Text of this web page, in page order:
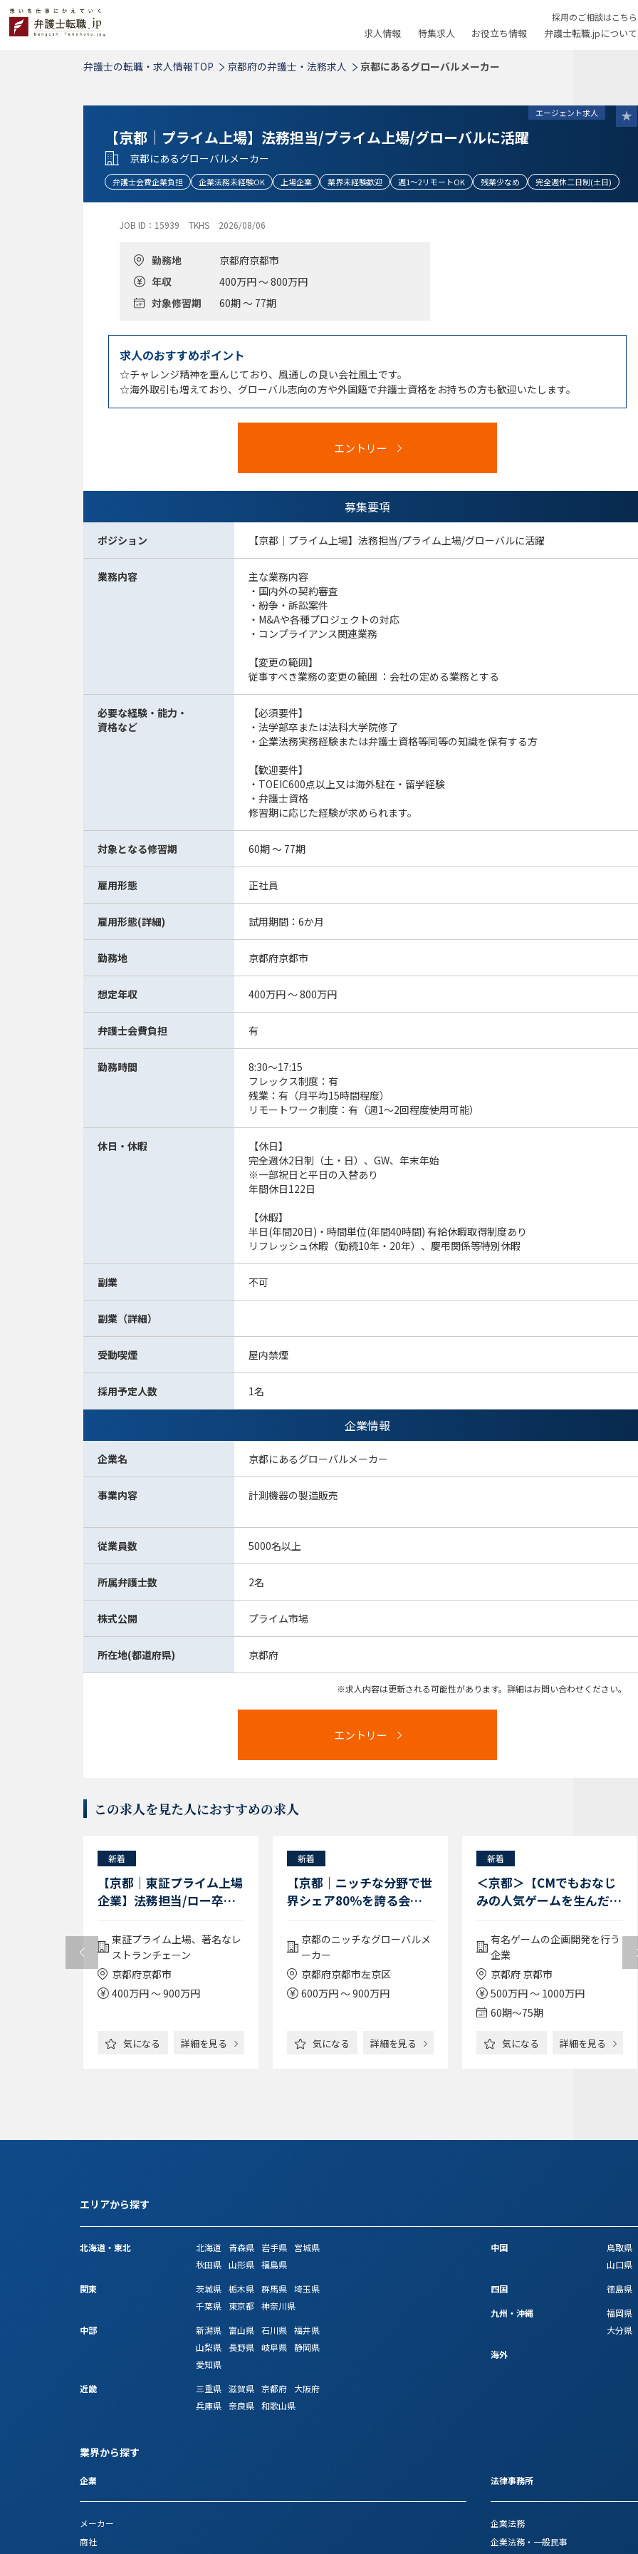
採用のご相談はこちら
求人情報 特集求人 お役立ち情報 弁護士転職.jpについて
弁護士の転職・求人情報TOP 京都府の弁護士・法務求人 京都にあるグローバルメーカー
エージェント求人
【京都｜プライム上場】法務担当/プライム上場/グローバルに活躍
京都にあるグローバルメーカー
弁護士会費企業負担 企業法務未経験OK 上場企業 業界未経験歓迎 週1～2リモートOK 残業少なめ 完全週休二日制(土日)
JOB ID：15939 TKHS 2026/08/06
勤務地
京都府京都市
年収
400万円 ～ 800万円
対象修習期
60期 ～ 77期
求人のおすすめポイント
☆チャレンジ精神を重んじており、風通しの良い会社風土です。
☆海外取引も増えており、グローバル志向の方や外国籍で弁護士資格をお持ちの方も歓迎いたします。
エントリー
募集要項
ポジション 【京都｜プライム上場】法務担当/プライム上場/グローバルに活躍
業務内容
主な業務内容
・国内外の契約審査
・紛争・訴訟案件
・M&Aや各種プロジェクトの対応
・コンプライアンス関連業務
【変更の範囲】
従事すべき業務の変更の範囲 ：会社の定める業務とする
必要な経験・能力・
資格など
【必須要件】
・法学部卒または法科大学院修了
・企業法務実務経験または弁護士資格等同等の知識を保有する方
【歓迎要件】
・TOEIC600点以上又は海外駐在・留学経験
・弁護士資格
修習期に応じた経験が求められます。
対象となる修習期 60期 ～ 77期
雇用形態 正社員
雇用形態(詳細) 試用期間：6か月
勤務地 京都府京都市
想定年収 400万円 ～ 800万円
弁護士会費負担 有
勤務時間
8:30～17:15
フレックス制度：有
残業：有（月平均15時間程度）
リモートワーク制度：有（週1～2回程度使用可能）
休日・休暇
【休日】
完全週休2日制（土・日）、GW、年末年始
※一部祝日と平日の入替あり
年間休日122日
【休暇】
半日(年間20日)・時間単位(年間40時間) 有給休暇取得制度あり
リフレッシュ休暇（勤続10年・20年）、慶弔関係等特別休暇
副業 不可
副業（詳細）
受動喫煙 屋内禁煙
採用予定人数 1名
企業情報
企業名 京都にあるグローバルメーカー
事業内容 計測機器の製造販売
従業員数 5000名以上
所属弁護士数 2名
株式公開 プライム市場
所在地(都道府県) 京都府
求人内容は更新される可能性があります。詳細はお問い合わせください。
エントリー
この求人を見た人におすすめの求人
新着
【京都｜東証プライム上場
企業】法務担当/ロー卒未
東証プライム上場、著名なレ
ストランチェーン
京都府京都市
400万円 ～ 900万円
気になる 詳細を見る
新着
【京都｜ニッチな分野で世
界シェア80％を誇る会
京都のニッチなグローバルメ
ーカー
京都府京都市左京区
600万円 ～ 900万円
気になる 詳細を見る
新着
＜京都＞【CMでもおなじ
みの人気ゲームを生んだエ
大中】法務担当／フレック
スあり／リモート可／ほか
にない福利厚生サービス／
残業平均10h以下のWLB◎
有名ゲームの企画開発を行う
企業
京都府 京都市
500万円 ～ 1000万円
60期〜75期
気になる 詳細を見る
エリアから探す
北海道・東北 北海道 青森県 岩手県
宮城県
秋田県 山形県 福島県
関東
茨城県 栃木県 群馬県 埼玉県
千葉県
東京都
神奈川県
中部
新潟県 富山県 石川県 福井県
山梨県
長野県 岐阜県 静岡県
愛知県
近畿
三重県 滋賀県 京都府
大阪府
兵庫県 奈良県 和歌山県
中国 鳥取県
山口県
四国
徳島県
九州・沖縄
福岡県
大分県
海外
業界から探す
企業
メーカー
商社
法律事務所
企業法務
企業法務・一般民事